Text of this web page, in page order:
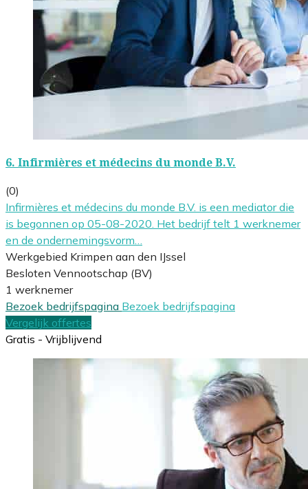
6. Infirmières et médecins du monde B.V.
(0)
Infirmières et médecins du monde B.V. is een mediator die
is begonnen op 05-08-2020. Het bedrijf telt 1 werknemer
en de ondernemingsvorm…
Werkgebied Krimpen aan den IJssel
Besloten Vennootschap (BV)
1 werknemer
Bezoek bedrijfspagina Bezoek bedrijfspagina
Vergelijk offertes
Gratis - Vrijblijvend